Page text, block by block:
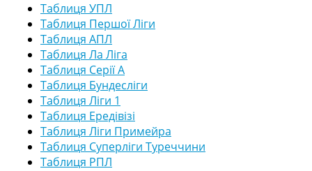
Таблиця УПЛ
Таблиця Першої Ліги
Таблиця АПЛ
Таблиця Ла Ліга
Таблиця Серії А
Таблиця Бундесліги
Таблиця Ліги 1
Таблиця Ередівізі
Таблиця Ліги Примейра
Таблиця Суперліги Туреччини
Таблиця РПЛ